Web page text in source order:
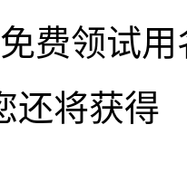
费领试用
还将获得